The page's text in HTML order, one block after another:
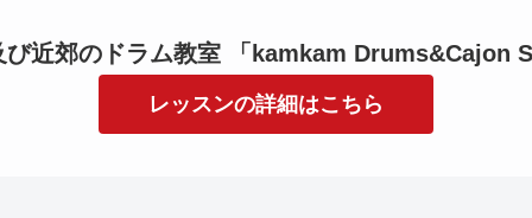
び近郊のドラム教室 「kamkam Drums&Cajon
レッスンの詳細はこちら